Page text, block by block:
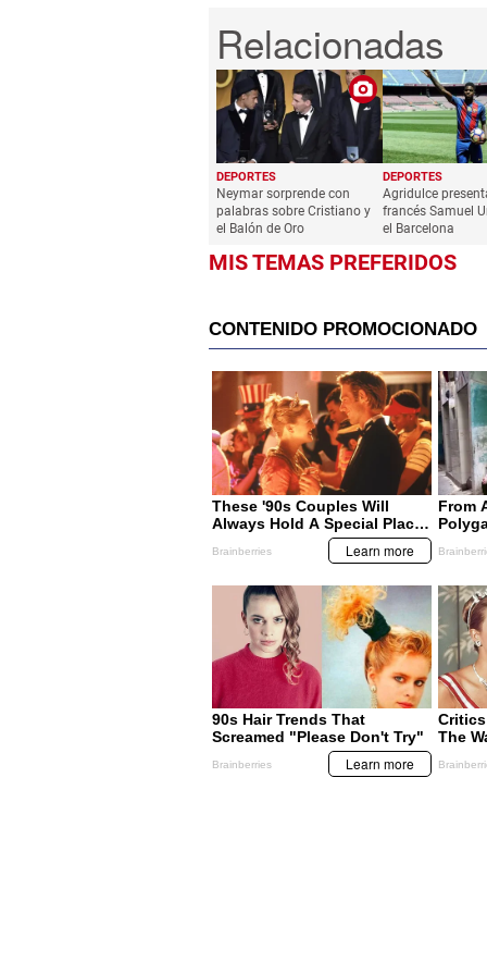
DEPORTES
Neymar sorprende con
palabras sobre Cristiano y
el Balón de Oro
DEPORTES
Agridulce
francés Samuel
el Barcelona
MIS TEMAS PREFERIDOS